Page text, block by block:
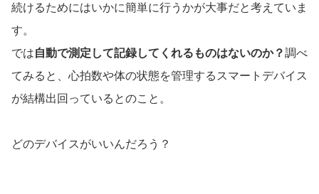
続けるためにはいかに簡単に行うかが大事だと考えていま
す。
では自動で測定して記録してくれるものはないのか？調べ
てみると、心拍数や体の状態を管理するスマートデバイス
が結構出回っているとのこと。
どのデバイスがいいんだろう？